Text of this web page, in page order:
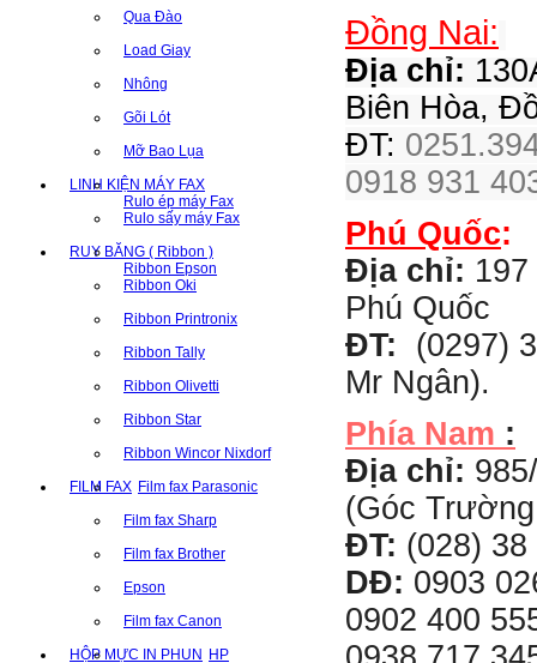
Qua Đào
Load Giay
Nhông
Gõi Lót
Mỡ Bao Lụa
LINH KIỆN MÁY FAX
Rulo ép máy Fax
Rulo sấy máy Fax
RUY BĂNG ( Ribbon )
Ribbon Epson
Ribbon Oki
Ribbon Printronix
Ribbon Tally
Ribbon Olivetti
Ribbon Star
Ribbon Wincor Nixdorf
FILM FAX Film fax Parasonic
Film fax Sharp
Film fax Brother
Epson
Film fax Canon
HỘP MỰC IN PHUN HP
Đồng Nai:
Địa chỉ:
Biên Hòa,
ĐT:
0918 931
Phú Quốc:
Địa chỉ:
Phú Quốc
ĐT:
(0297)
Mr Ngân).
Phía Nam :
Địa chỉ:
(Góc
ĐT: (028)
DĐ: 0903
0902 400